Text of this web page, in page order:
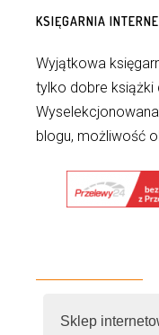
Sklep
KSIĘGARNIA
Wyjątkowa
tylko dobre książki
blogu, możliwość